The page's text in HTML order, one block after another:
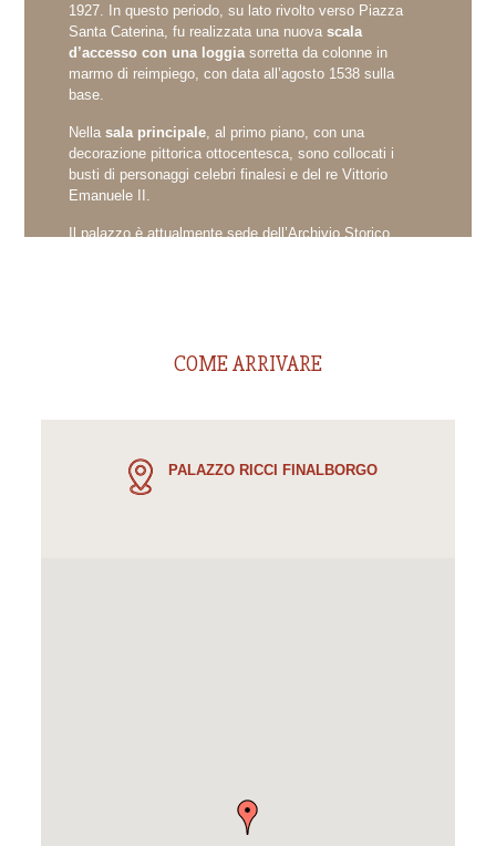
1927. In questo periodo, su lato rivolto verso Piazza
Santa Caterina, fu realizzata una nuova scala
d’accesso con una loggiasorretta da colonne in
marmo di reimpiego, con data all’agosto 1538 sulla
base.
Nella sala principale, al primo piano, con una
decorazione pittorica ottocentesca, sono collocati i
busti di personaggi celebri finalesi e del re Vittorio
Emanuele II.
Il palazzo è attualmente sede dell’Archivio Storico
COME ARRIVARE
PALAZZO RICCI FINALBORGO